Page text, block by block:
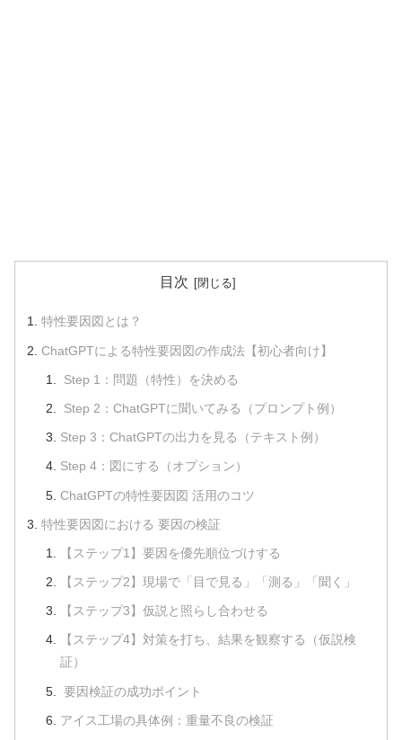
目次
特性要因図とは？
ChatGPTによる特性要因図の作成法【初心者向け】
Step 1：問題（特性）を決める
Step 2：ChatGPTに聞いてみる（プロンプト例）
Step 3：ChatGPTの出力を見る（テキスト例）
Step 4：図にする（オプション）
ChatGPTの特性要因図 活用のコツ
特性要因図における 要因の検証
【ステップ1】要因を優先順位づけする
【ステップ2】現場で「目で見る」「測る」「聞く」
【ステップ3】仮説と照らし合わせる
【ステップ4】対策を打ち、結果を観察する（仮説検
証）
要因検証の成功ポイント
アイス工場の具体例：重量不良の検証